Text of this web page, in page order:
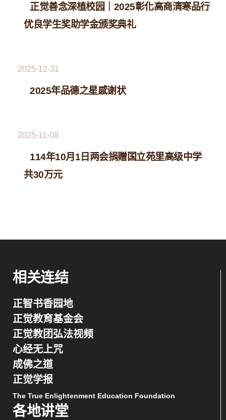
正觉善念深植校园｜2025彰化高商清寒品行
优良学生奖助学金颁奖典礼
2025-12-31
2025年品德之星感谢状
2025-11-08
114年10月1日两会捐赠国立苑里高级中学
共30万元
相关连结
正智书香园地
正觉教育基金会
正觉教团弘法视频
心经无上咒
成佛之道
正觉学报
The True Enlightenment Education Foundation
各地讲堂